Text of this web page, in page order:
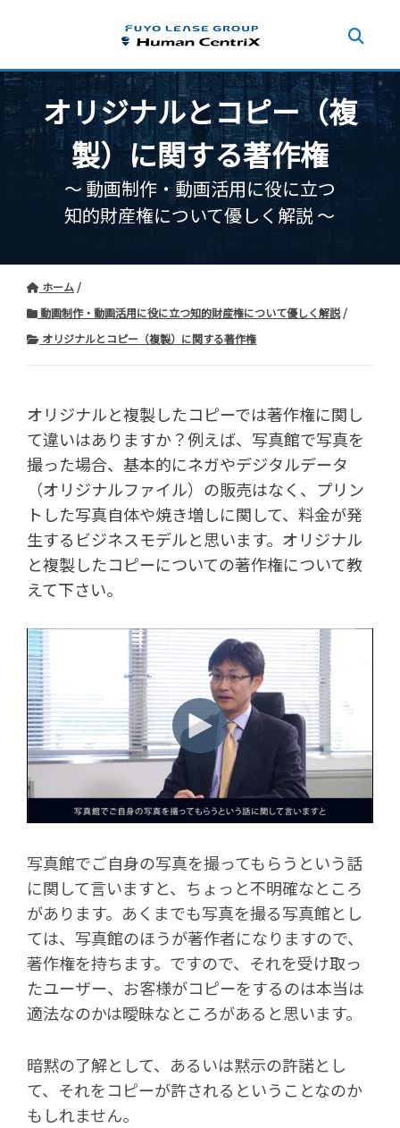
オリジナルとコピー（複
製）に関する著作権
〜 動画制作・動画活用に役に立つ
知的財産権について優しく解説 〜
ホーム
動画制作・動画活用に役に立つ知的財産権について優しく解説
オリジナルとコピー（複製）に関する著作権
オリジナルと複製したコピーでは著作権に関し
て違いはありますか？例えば、写真館で写真を
撮った場合、基本的にネガやデジタルデータ
（オリジナルファイル）の販売はなく、プリン
トした写真自体や焼き増しに関して、料金が発
生するビジネスモデルと思います。オリジナル
と複製したコピーについての著作権について教
えて下さい。
写真館でご自身の写真を撮ってもらうという話
に関して言いますと、ちょっと不明確なところ
があります。あくまでも写真を撮る写真館とし
ては、写真館のほうが著作者になりますので、
著作権を持ちます。ですので、それを受け取っ
たユーザー、お客様がコピーをするのは本当は
適法なのかは曖昧なところがあると思います。
暗黙の了解として、あるいは黙示の許諾とし
て、それをコピーが許されるということなのか
もしれません。